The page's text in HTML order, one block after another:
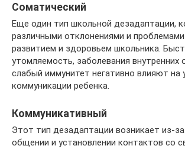
Соматический
Еще один тип школьной дезадаптации,
различными отклонениями и
развитием и здоровьем школьника.
утомляемость, заболевания внутренних
слабый иммунитет негативно влияют на
коммуникации ребенка.
Коммуникативный
Этот тип дезадаптации возникает из-
общении и установлении контактов со